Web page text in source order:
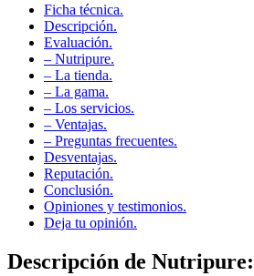
Ficha técnica.
Descripción.
Evaluación.
– Nutripure.
– La tienda.
– La gama.
– Los servicios.
– Ventajas.
– Preguntas frecuentes.
Desventajas.
Reputación.
Conclusión.
Opiniones y testimonios.
Deja tu opinión.
Descripción de Nutripure: